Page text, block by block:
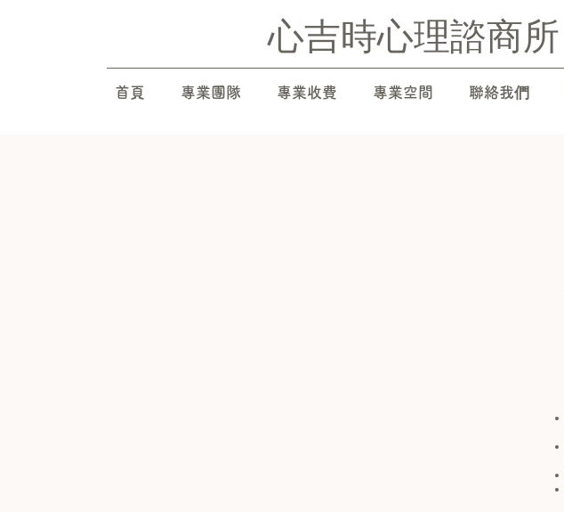
心吉時心理諮商所
首頁 專業團隊 專業收費 專業空間 聯絡我們